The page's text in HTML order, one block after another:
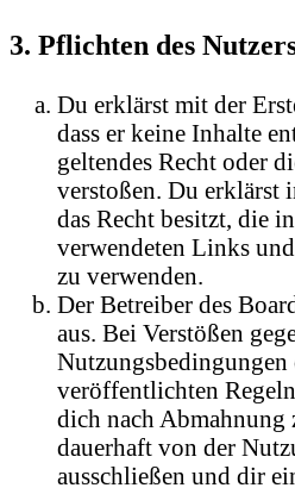
3. Pflichten des
Du erklärst mit der
dass er keine Inhalte
geltendes Recht oder
verstoßen. Du erklärst
das Recht besitzt, die
verwendeten Links
zu verwenden.
Der Betreiber des
aus. Bei Verstößen
Nutzungsbedingungen
veröffentlichten
dich nach Abmahnung
dauerhaft von der
ausschließen und dir